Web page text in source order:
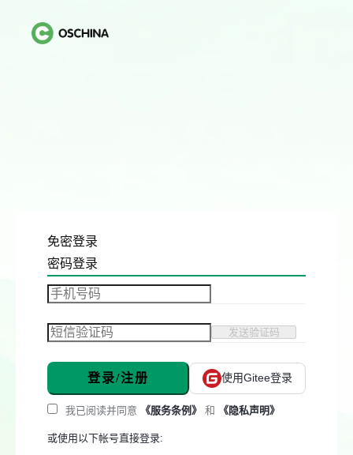
免密登录
密码登录
发送验证码
登录/注册 使用Gitee登录
我已阅读并同意 《服务条例》 和 《隐私声明》
或使用以下帐号直接登录: